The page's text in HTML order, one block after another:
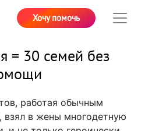
Хочу помочь
= 30 семей без
работая обычным
взял в жены многодетную